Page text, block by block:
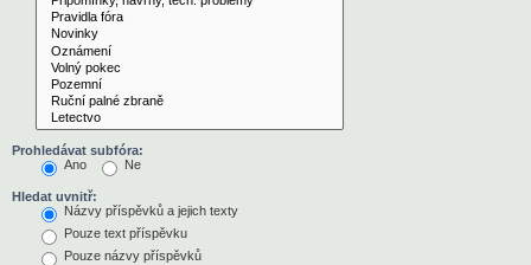
Prohledávat subfóra:
Ano
Ne
Hledat uvnitř:
Názvy příspěvků a jejich texty
Pouze text příspěvku
Pouze názvy příspěvků